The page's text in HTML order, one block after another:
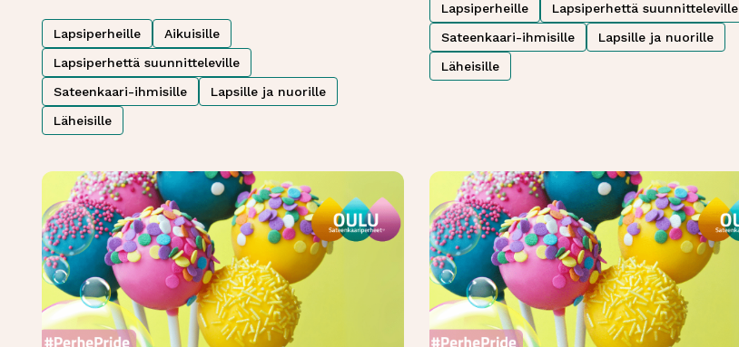
Lapsiperheille
Aikuisille
Lapsiperhettä suunnitteleville
Sateenkaari-ihmisille
Lapsille ja nuorille
Läheisille
Lapsiperheille
Lapsiperhettä suunnitteleville
Sateenkaari-ihmisille
Lapsille ja nuorille
Läheisille